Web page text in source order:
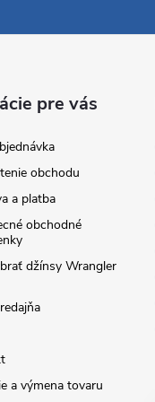
pre vás
obchodu
a platba
obchodné
džínsy Wrangler
a výmena tovaru